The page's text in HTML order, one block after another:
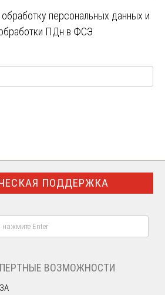
обработку персональных данных и
ПДн в ФСЭ
ПОДДЕРЖКА
ВОЗМОЖНОСТИ